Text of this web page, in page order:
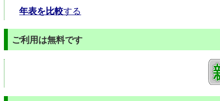
年表を比較する
ご利用は無料です